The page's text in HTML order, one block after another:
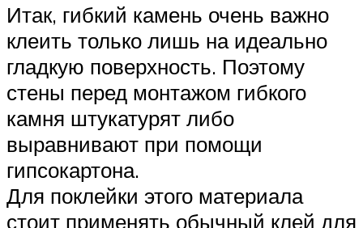
Итак, гибкий камень очень важно
клеить только лишь на идеально
гладкую поверхность. Поэтому
стены перед монтажом гибкого
камня штукатурят либо
выравнивают при помощи
гипсокартона.
Для поклейки этого материала
стоит применять обычный клей для